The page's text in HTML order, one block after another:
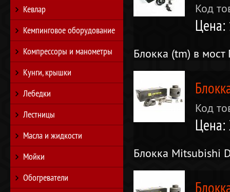
Код
Цена:
Блокка (tm) в мост
Код
Цена:
Блокка Mitsubishi
Кевлар
Кемпинговое оборудование
Компрессоры и манометры
Кунги, крышки
Лебедки
Лестницы
Масла и жидкости
Мойки
Обогреватели